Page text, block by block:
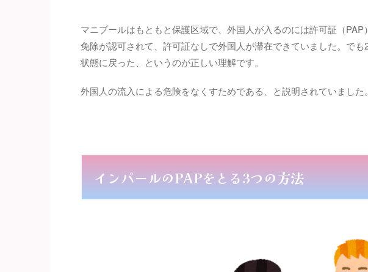
マニプールはもともと保護区域で、外国人が入るのには許可証（
免除が認可されて、許可証なしで外国人が滞在できていました。で
状態に戻った、というのが正しい理解です。
外国人の流入による危険をなくすためである、と説明されていました。
インパールのPAPをとる3つの方法